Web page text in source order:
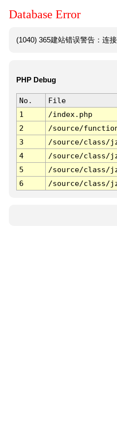
Database Error
(1040) 365建站错误警告：连
PHP Debug
No. File
1
/index.php
2
/source/
3
/source/class/
4
/source/class/
5
/source/class/
6
/source/class/